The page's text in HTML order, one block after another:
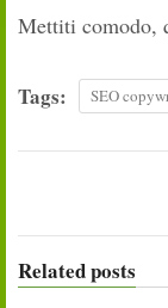
Mettiti comodo,
Tags: SEO
Related posts